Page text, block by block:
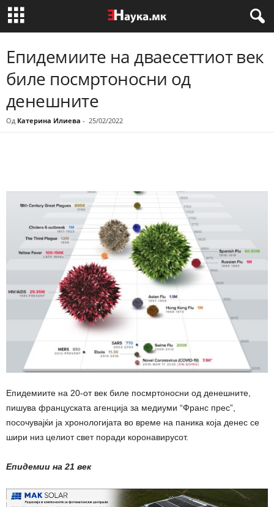
Епидемиите на дваесеттиот век
биле посмртоносни од
денешните
Од Катерина Илиева - 25/02/2022
Епидемиите на 20-от век биле посмртоносни од денешните,
пишува француската агенција за медиуми “Франс прес”,
посочувајќи ја хронологијата во време на паника која денес се
шири низ целиот свет поради коронавирусот.
Епидемии на 21 век